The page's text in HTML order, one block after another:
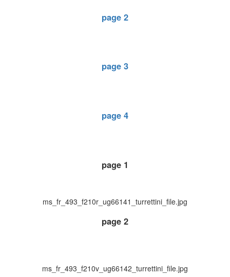
page 2
page 3
page 4
page 1
ms_fr_493_f210r_ug66141_turrettini_file.jpg
page 2
ms_fr_493_f210v_ug66142_turrettini_file.jpg